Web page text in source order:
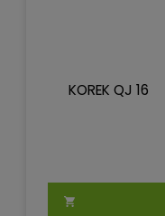
KOREK QJ 16